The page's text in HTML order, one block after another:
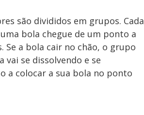
são divididos em grupos. Cada
bola chegue de um ponto a
Se a bola cair no chão, o grupo
se dissolvendo e se
a colocar a sua bola no ponto